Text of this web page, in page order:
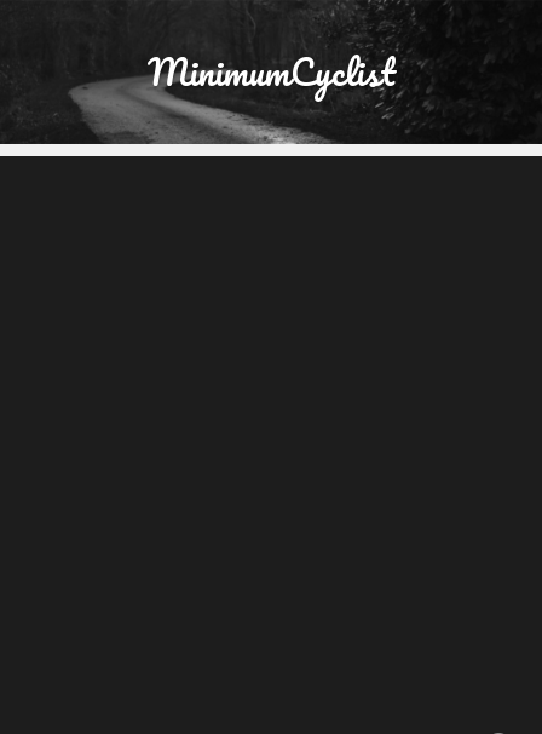
MinimumCyclist